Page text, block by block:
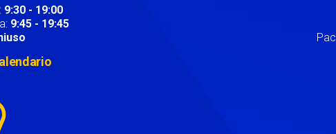
9:30 - 19:00
9:45 - 19:45